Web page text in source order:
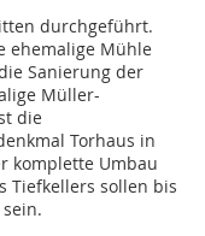
durchgeführt.
ehemalige Mühle
Sanierung der
Müller-
die
Torhaus in
komplette Umbau
Tiefkellers sollen bis